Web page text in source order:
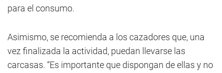
para el consumo.
Asimismo, se recomienda a los cazadores que, una
vez finalizada la actividad, puedan llevarse las
carcasas. “Es importante que dispongan de ellas y no